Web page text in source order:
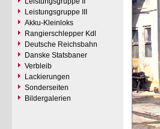
Leistungsgruppe III
Akku-Kleinloks
Rangierschlepper Kdl
Deutsche Reichsbahn
Danske Statsbaner
Verbleib
Lackierungen
Sonderseiten
Bildergalerien